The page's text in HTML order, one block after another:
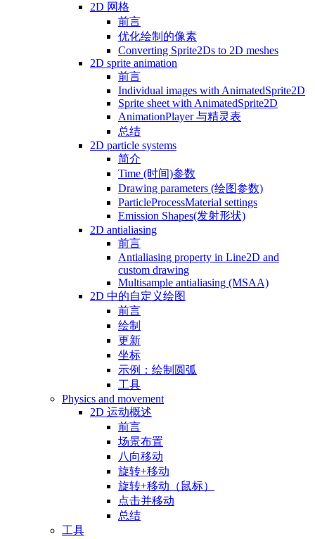
2D 网格
前言
优化绘制的像素
Converting Sprite2Ds to 2D meshes
2D sprite animation
前言
Individual images with AnimatedSprite2D
Sprite sheet with AnimatedSprite2D
AnimationPlayer 与精灵表
总结
2D particle systems
简介
Time (时间)参数
Drawing parameters (绘图参数)
ParticleProcessMaterial settings
Emission Shapes(发射形状)
2D antialiasing
前言
Antialiasing property in Line2D and
custom drawing
Multisample antialiasing (MSAA)
2D 中的自定义绘图
前言
绘制
更新
坐标
示例：绘制圆弧
工具
Physics and movement
2D 运动概述
前言
场景布置
八向移动
旋转+移动
旋转+移动（鼠标）
点击并移动
总结
工具